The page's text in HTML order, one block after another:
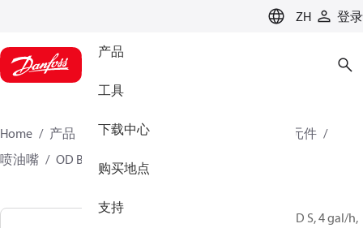
ZH 登录
产品
工具
下载中心
购买地点
支持
Home 产品 气候方案事业部供热业务
燃烧器元件
喷油嘴
OD B / OD H / OD S
喷油嘴, OD S, 4 gal/h,